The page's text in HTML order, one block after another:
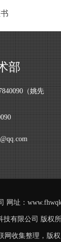
部
（姚先
网址：
技有限公司 版权
网收集整理，版